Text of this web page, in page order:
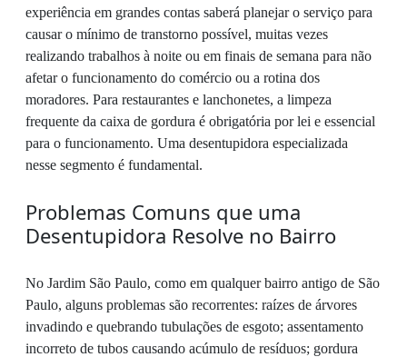
experiência em grandes contas saberá planejar o serviço para
causar o mínimo de transtorno possível, muitas vezes
realizando trabalhos à noite ou em finais de semana para não
afetar o funcionamento do comércio ou a rotina dos
moradores. Para restaurantes e lanchonetes, a limpeza
frequente da caixa de gordura é obrigatória por lei e essencial
para o funcionamento. Uma desentupidora especializada
nesse segmento é fundamental.
Problemas Comuns que uma
Desentupidora Resolve no Bairro
No Jardim São Paulo, como em qualquer bairro antigo de São
Paulo, alguns problemas são recorrentes: raízes de árvores
invadindo e quebrando tubulações de esgoto; assentamento
incorreto de tubos causando acúmulo de resíduos; gordura